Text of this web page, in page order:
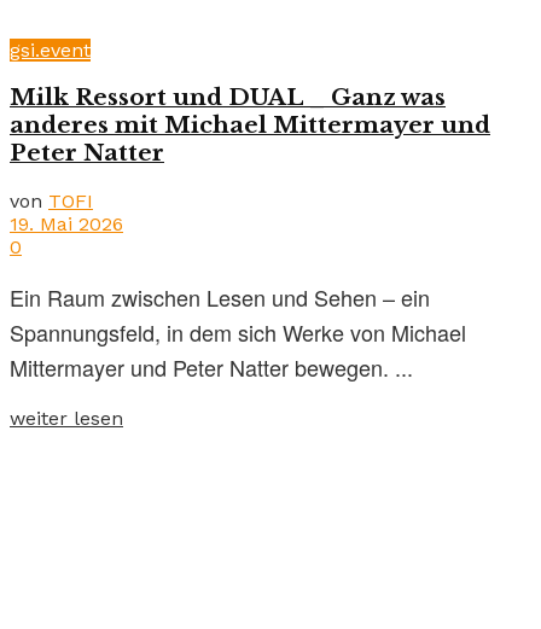
gsi.event
Milk Ressort und DUAL _ Ganz was
anderes mit Michael Mittermayer und
Peter Natter
von TOFI
19. Mai 2026
0
Ein Raum zwischen Lesen und Sehen – ein
Spannungsfeld, in dem sich Werke von Michael
Mittermayer und Peter Natter bewegen. ...
weiter lesen